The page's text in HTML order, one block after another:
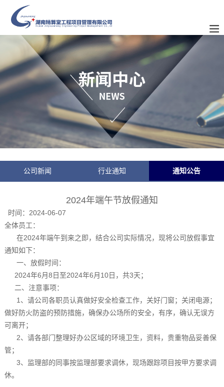
公司新闻 行业通知 通知公告
2024年端午节放假通知
时间： 2024-06-07
全体员工：
在2024年端午到来之即，结合公司实际情况，现将公司放假事宜
通知如下：
一、放假时间：
2024年6月8日至2024年6月10日，共3天；
二、注意事项：
1、请公司各职员认真做好安全检查工作，关好门窗；关闭电源；
做好防火防盗的预防措施，确保办公场所的安全，有序，确认无误方
可离开；
2、请各部门整理好办公区域的环境卫生，资料，贵重物品妥善保
管；
3、监理部的同事按监理部要求调休，现场跟踪项目按甲方要求调
休。